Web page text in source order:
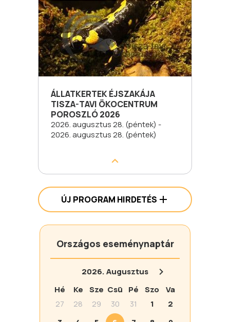
ÁLLATKERTEK ÉJSZAKÁJA
TISZA-TAVI ÖKOCENTRUM
POROSZLÓ 2026
2026. augusztus 28. (péntek) -
2026. augusztus 28. (péntek)
ÚJ PROGRAM HIRDETÉS
Országos eseménynaptár
2026.Augusztus
Hé
Ke Sze Csü Pé Szo
Va
27
28 29 30 31 1
2